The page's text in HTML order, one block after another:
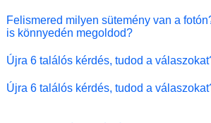
Felismered milyen sütemény van a
is könnyedén megoldod?
Újra 6 találós kérdés, tudod a
Újra 6 találós kérdés, tudod a